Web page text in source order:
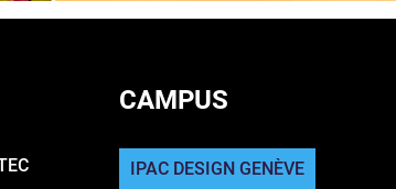
CAMPUS
IPAC DESIGN GENÈVE